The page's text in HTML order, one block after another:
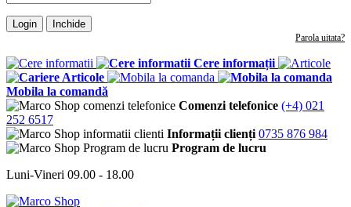
Login Inchide
Parola uitata?
Cere informații
Articole
Mobila la comandă
Comenzi telefonice (+4) 021
252 6517
Informații clienți 0735 876 984
Program de lucru
Luni-Vineri 09.00 - 18.00